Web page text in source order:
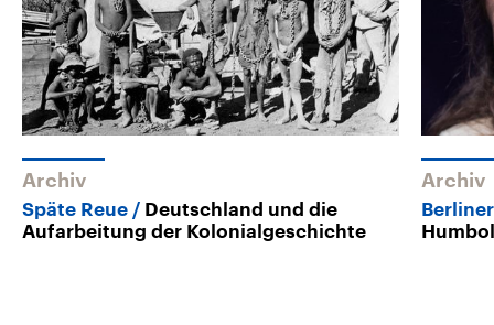
Archiv
Späte Reue
Deutschland und die
Aufarbeitung der Kolonialgeschichte
Archiv